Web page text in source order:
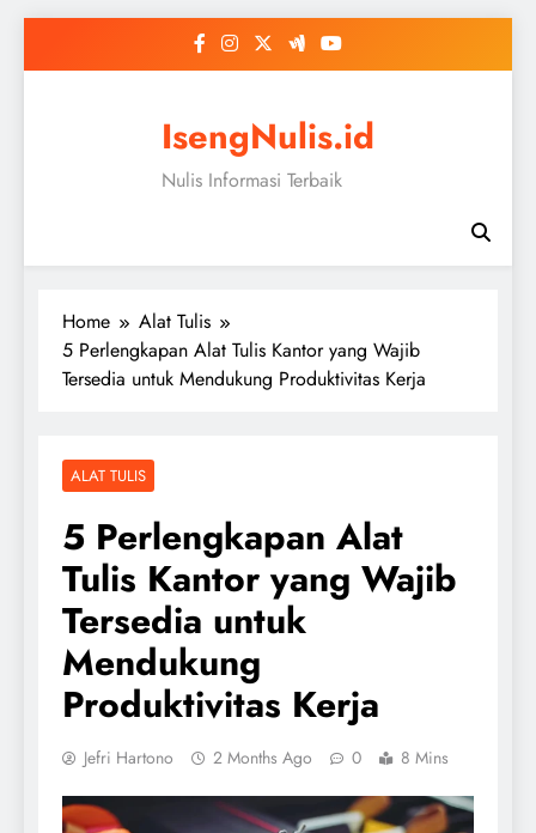
IsengNulis.id
Nulis Informasi Terbaik
Home
Alat Tulis
5 Perlengkapan Alat Tulis Kantor yang Wajib
Tersedia untuk Mendukung Produktivitas Kerja
ALAT TULIS
5 Perlengkapan Alat
Tulis Kantor yang Wajib
Tersedia untuk
Mendukung
Produktivitas Kerja
Jefri Hartono 2 Months Ago 0 8 Mins